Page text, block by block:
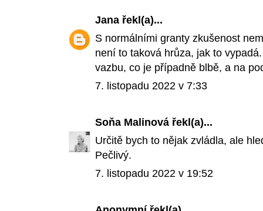
Jana řekl(a)...
S normálními granty zkušenost
není to taková hrůza, jak to
vazbu, co je případně blbě, a na
7. listopadu 2022 v 7:33
Soňa Malinová řekl(a)...
Určitě bych to nějak zvládla, ale
Pečlivý.
7. listopadu 2022 v 19:52